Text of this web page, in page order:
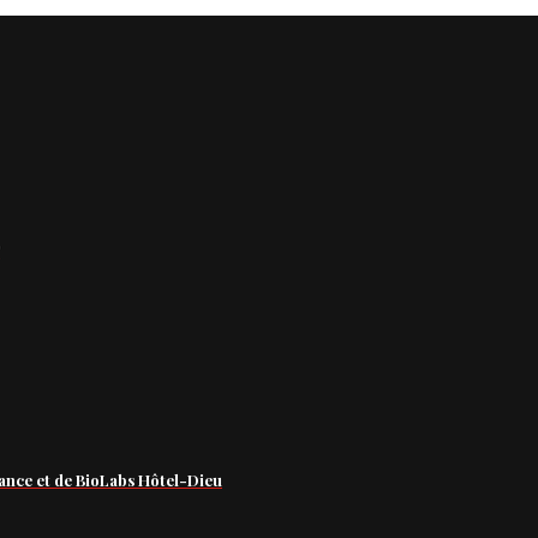
et de BioLabs Hôtel-Dieu